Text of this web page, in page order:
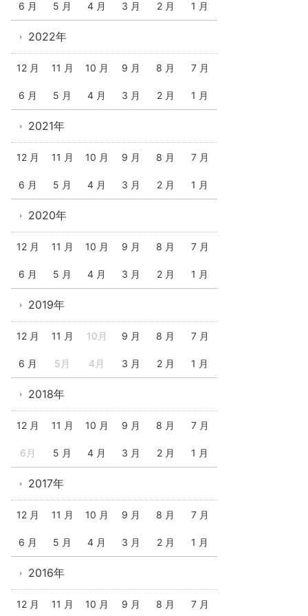
6 月 5 月 4 月 3 月 2 月 1 月
2022年
12 月 11 月 10 月 9 月 8 月 7 月
6 月 5 月 4 月 3 月 2 月 1 月
2021年
12 月 11 月 10 月 9 月 8 月 7 月
6 月 5 月 4 月 3 月 2 月 1 月
2020年
12 月 11 月 10 月 9 月 8 月 7 月
6 月 5 月 4 月 3 月 2 月 1 月
2019年
12 月 11 月 10月 9 月 8 月 7 月
6 月 5月 4月 3 月 2 月 1 月
2018年
12 月 11 月 10 月 9 月 8 月 7 月
6月 5 月 4 月 3 月 2 月 1 月
2017年
12 月 11 月 10 月 9 月 8 月 7 月
6 月 5 月 4 月 3 月 2 月 1 月
2016年
12 月 11 月 10 月 9 月 8 月 7 月